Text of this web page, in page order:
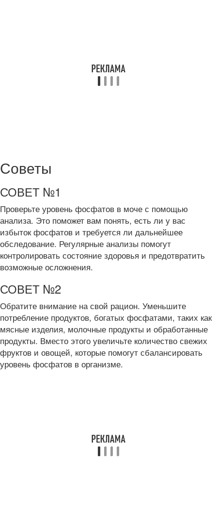
Советы
СОВЕТ №1
Проверьте уровень фосфатов в моче с помощью
анализа. Это поможет вам понять, есть ли у вас
избыток фосфатов и требуется ли дальнейшее
обследование. Регулярные анализы помогут
контролировать состояние здоровья и предотвратить
возможные осложнения.
СОВЕТ №2
Обратите внимание на свой рацион. Уменьшите
потребление продуктов, богатых фосфатами, таких как
мясные изделия, молочные продукты и обработанные
продукты. Вместо этого увеличьте количество свежих
фруктов и овощей, которые помогут сбалансировать
уровень фосфатов в организме.